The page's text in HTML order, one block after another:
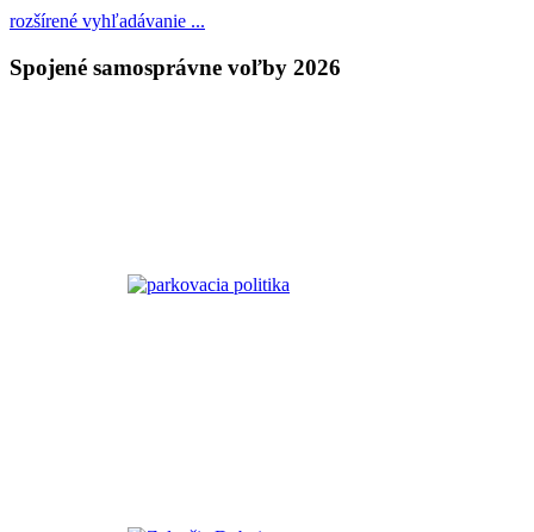
rozšírené vyhľadávanie ...
Spojené samosprávne voľby 2026